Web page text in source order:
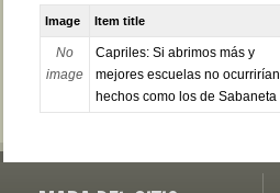
Image Item title
No
image
Capriles: Si abrimos más y
mejores escuelas no ocurrirían
hechos como los de Sabaneta